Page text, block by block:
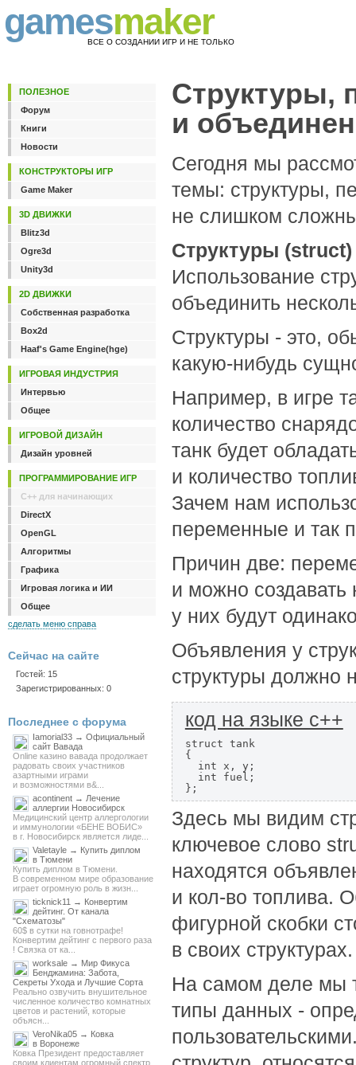
gamesmaker
ВСЕ О СОЗДАНИИ ИГР И НЕ ТОЛЬКО
Структуры,
и
Сегодня мы
темы: структуры,
не слишком
Структуры (struct)
Использование
объединить
Структуры - это,
какую-нибудь
Например, в игре
количество
танк будет
и количество
Зачем нам
переменные и так
Причин две:
и можно создавать
у них будут
Объявления у
структуры должно
код на языке c++
struct tank
{
  int x, y;
  int fuel;
Здесь мы видим
ключевое слово
находятся
и кол-во топлива.
фигурной скобки
в своих структурах.
На самом деле мы
типы данных -
ПОЛЕЗНОЕ
Форум
Книги
Новости
КОНСТРУКТОРЫ ИГР
Game Maker
3D ДВИЖКИ
Blitz3d
Ogre3d
Unity3d
2D ДВИЖКИ
Собственная разработка
Box2d
Haaf's Game Engine(hge)
ИГРОВАЯ ИНДУСТРИЯ
Интервью
Общее
ИГРОВОЙ ДИЗАЙН
Дизайн уровней
ПРОГРАММИРОВАНИЕ ИГР
C++ для начинающих
DirectX
OpenGL
Алгоритмы
Графика
Игровая логика и ИИ
Общее
сделать меню справа
Сейчас на сайте
Гостей: 15
Зарегистрированных: 0
Последнее с форума
Iamorial33 → Официальный
сайт Вавада
Online казино вавада продолжает
радовать своих участников
азартными играми
и возможностями в&...
acontinent → Лечение
аллергии Новосибирск
Медицинский центр аллергологии
и иммунологии «БЕНЕ ВОБИС»
в г. Новосибирск является лиде...
Valetayle → Купить диплом
в Тюмени
Купить диплом в Тюмени.
В современном мире образование
играет огромную роль в жизн...
ticknick11 → Конвертим
дейтинг. От канала
"Схематозы"
60$ в сутки на говнотрафе!
Конвертим дейтинг с первого раза
! Связка от ка...
worksale → Мир Фикуса
Бенджамина: Забота,
Секреты Ухода и Лучшие Сорта
Реально озвучить внушительное
численное количество комнатных
цветов и растений, которые
объясн...
VeroNika05 → Ковка
в Воронеже
Ковка Президент предоставляет
своим клиентам огромный спектр